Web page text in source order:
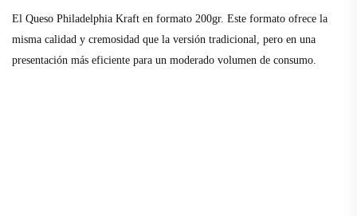
El Queso Philadelphia Kraft en formato 200gr. Este formato ofrece la
misma calidad y cremosidad que la versión tradicional, pero en una
presentación más eficiente para un moderado volumen de consumo.